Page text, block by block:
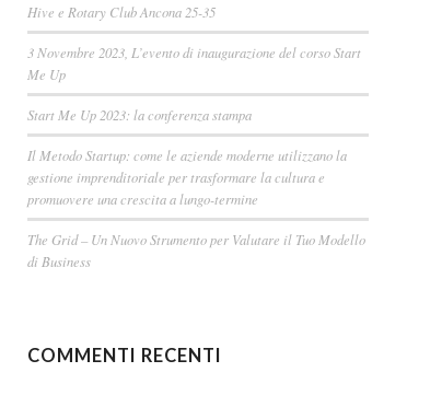
Hive e Rotary Club Ancona 25-35
3 Novembre 2023, L’evento di inaugurazione del corso Start
Me Up
Start Me Up 2023: la conferenza stampa
Il Metodo Startup: come le aziende moderne utilizzano la
gestione imprenditoriale per trasformare la cultura e
promuovere una crescita a lungo-termine
The Grid – Un Nuovo Strumento per Valutare il Tuo Modello
di Business
COMMENTI RECENTI